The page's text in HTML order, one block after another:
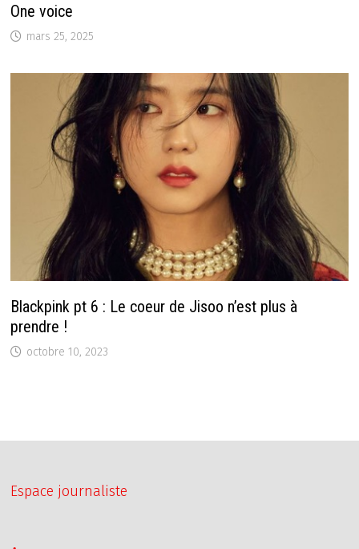
One voice
mars 25, 2025
Blackpink pt 6 : Le coeur de Jisoo n’est plus à
prendre !
octobre 10, 2023
Espace journaliste